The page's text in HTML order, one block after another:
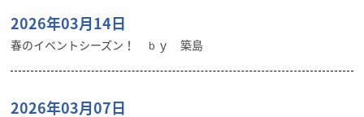
2026年03月14日
春のイベントシーズン！ ｂｙ 築島
2026年03月07日